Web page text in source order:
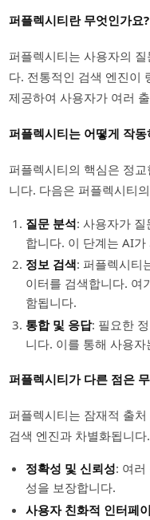
퍼플렉시티란 무엇인가요?
퍼플렉시티는 사용자의
다. 전통적인 검색 엔진이
제공하여 사용자가 여러
퍼플렉시티는 어떻게 작동
퍼플렉시티의 핵심은 정
니다. 다음은 퍼플렉시티
질문 분석: 사용자가
합니다. 이 단계는 AI
정보 검색: 퍼플렉시티
이터를 검색합니다. 여
함됩니다.
통합 및 응답: 필요한
니다. 이를 통해 사용
퍼플렉시티가 다른 점은
퍼플렉시티는 잠재적 출
검색 엔진과 차별화됩니
정확성 및 신뢰성: 여러
성을 보장합니다.
사용자 친화적 인터페